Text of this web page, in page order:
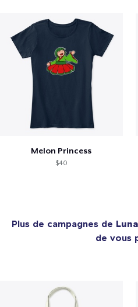
Melon Princess
$40
Plus de campagnes de
de vous